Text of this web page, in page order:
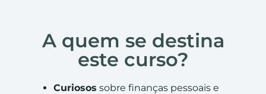
A quem se destina
este curso?
Curiosos sobre finanças pessoais e